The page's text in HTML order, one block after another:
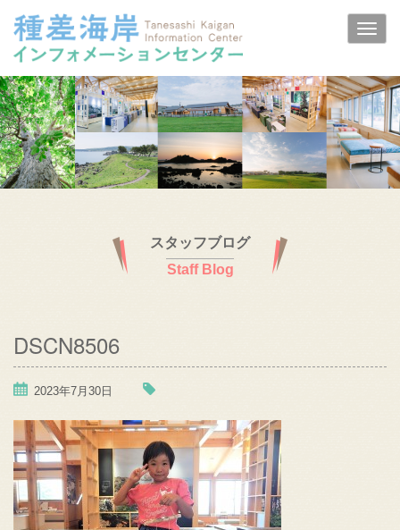
スタッフブログ
Staff Blog
DSCN8506
2023年7月30日